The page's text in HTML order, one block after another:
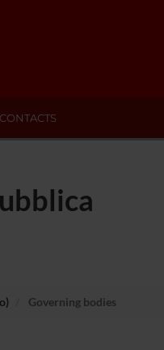
CONTACTS
Governing bodies